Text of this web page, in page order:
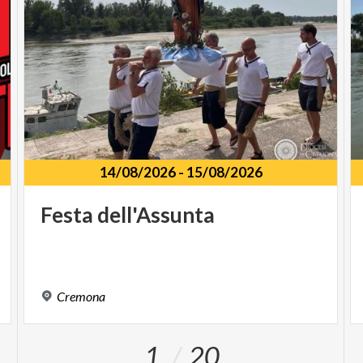
città oggi esistente;Palazzo Schinchinelli Martini
con splendidi affreschi e stucchi settecenteschi;il
Palazzo della Carità, oggi sede della Fondazione
Città di Cremona ela storica Pasticceria
Lanfranchi
. Anche levetrinette dei portici di
Galleria XXV Aprilee il grande cartellone
pubblicitario di Via Mantovadiventeranno parte di
Cremona Contemporanea | Art Week 2025,
trasformandosi in spazi espositivi inediti. Ulteriori
dimostrazioni di come l’arte possa superare i confini
istituzionali, spostandosi anche al di fuori di
14/08/2026- 15/08/2026
Festa dell'Assunta
Cremona
1 20